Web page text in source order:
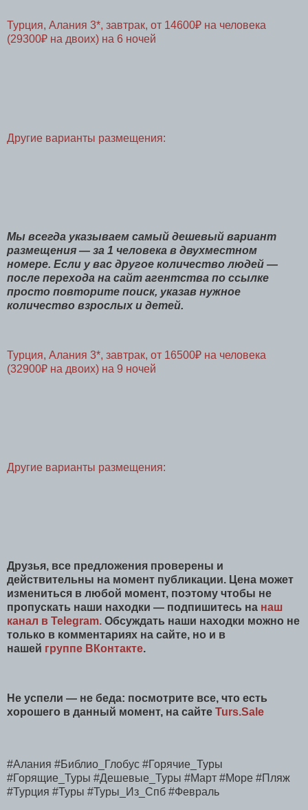
Турция, Алания 3*, завтрак, от 14600₽ на человека
(29300₽ на двоих) на 6 ночей
Другие варианты размещения:
Мы всегда указываем самый дешевый вариант
размещения — за 1 человека в двухместном
номере. Если у вас другое количество людей —
после перехода на сайт агентства по ссылке
просто повторите поиск, указав нужное
количество взрослых и детей.
Турция, Алания 3*, завтрак, от 16500₽ на человека
(32900₽ на двоих) на 9 ночей
Другие варианты размещения:
Друзья, все предложения проверены и
действительны на момент публикации. Цена может
измениться в любой момент, поэтому чтобы не
пропускать наши находки — подпишитесь на наш
канал в Telegram. Обсуждать наши находки можно не
только в комментариях на сайте, но и в
нашей группе ВКонтакте.
Не успели — не беда: посмотрите все, что есть
хорошего в данный момент, на сайте Turs.Sale
#Алания #Библио_Глобус #Горячие_Туры
#Горящие_Туры #Дешевые_Туры #Март #Море #Пляж
#Турция #Туры #Туры_Из_Спб #Февраль